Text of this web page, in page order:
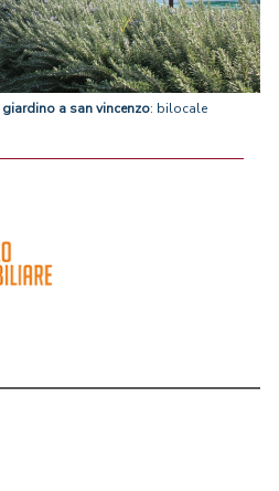
giardino a sanvincenzo: bilocale